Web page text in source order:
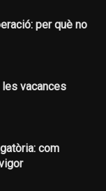
per què no
vacances
com